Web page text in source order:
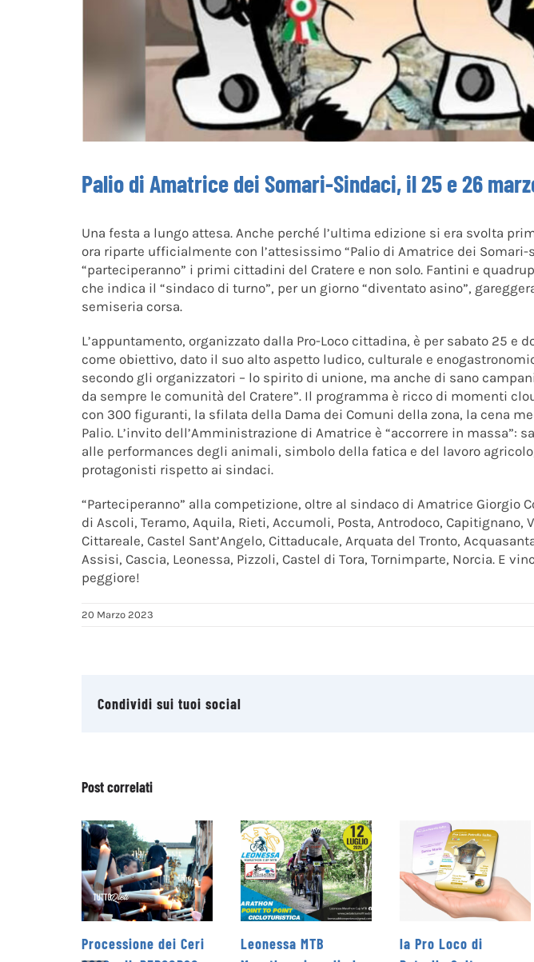
Palio di Amatrice dei Somari-Sindaci, il 25 e 26
Una festa a lungo attesa. Anche perché l’ultima edizione si era svolta
ora riparte ufficialmente con l’attesissimo “Palio di Amatrice dei Somari-
“parteciperanno” i primi cittadini del Cratere e non solo. Fantini e
che indica il “sindaco di turno”, per un giorno “diventato asino”,
semiseria corsa.
L’appuntamento, organizzato dalla Pro-Loco cittadina, è per sabato 25 e
come obiettivo, dato il suo alto aspetto ludico, culturale e
secondo gli organizzatori – lo spirito di unione, ma anche di sano
da sempre le comunità del Cratere”. Il programma è ricco di momenti
con 300 figuranti, la sfilata della Dama dei Comuni della zona, la cena
Palio. L’invito dell’Amministrazione di Amatrice è “accorrere in massa”:
alle performances degli animali, simbolo della fatica e del lavoro
protagonisti rispetto ai sindaci.
“Parteciperanno” alla competizione, oltre al sindaco di Amatrice Giorgio
di Ascoli, Teramo, Aquila, Rieti, Accumoli, Posta, Antrodoco, Capitignano,
Cittareale, Castel Sant’Angelo, Cittaducale, Arquata del Tronto,
Assisi, Cascia, Leonessa, Pizzoli, Castel di Tora, Tornimparte, Norcia. E
peggiore!
20 Marzo 2023
Condividi sui tuoi social
Post correlati
dei Ceri
Leonessa MTB
la Pro Loco di
La Cooperativa